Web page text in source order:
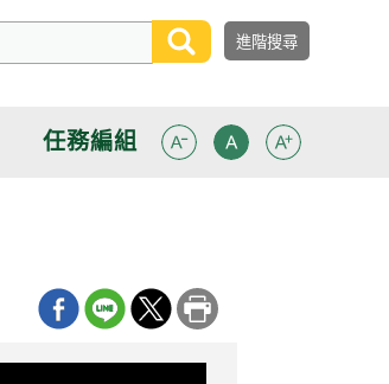
任務編組